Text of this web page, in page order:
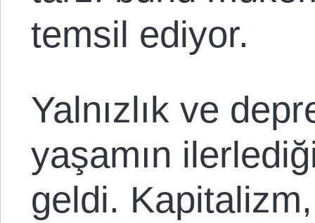
temsil ediyor.
Yalnızlık ve
yaşamın
geldi.